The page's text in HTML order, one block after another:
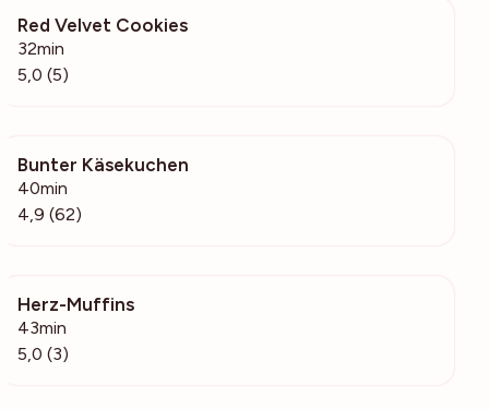
Red Velvet Cookies
32min
5,0 (5)
Bunter Käsekuchen
40min
4,9 (62)
Herz-Muffins
43min
5,0 (3)